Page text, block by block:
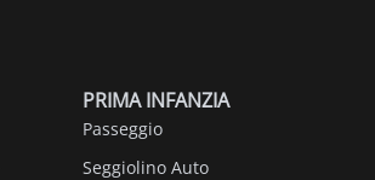
PRIMA INFANZIA
Passeggio
Seggiolino Auto